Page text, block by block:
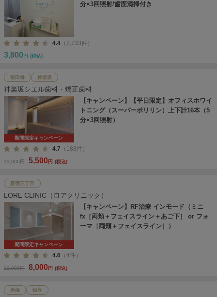
分×3回照射/歯面清掃付き
4.4 （2,733件）
3,800 円 (税込)
飯田橋 神楽坂
神楽坂シエル歯科・矯正歯科
期間限定キャンペーン
【キャンペーン】【平日限定】オフィスホワイ
トニング（スーパーポリリン）上下計16本（5
分×3回照射）
4.7 （183件）
33,000円 5,500円 (税込)
新宿三丁目
LORE CLINIC（ロアクリニック）
期間限定キャンペーン
【キャンペーン】RF治療 インモード（ミニ
fx［両頬＋フェイスライン＋あご下］ or フォ
ーマ［両頬＋フェイスライン］）
4.6 （4件）
22,000円 8,000円 (税込)
新橋 銀座